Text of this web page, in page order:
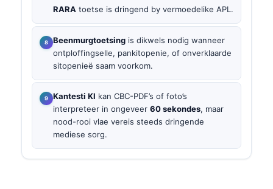
RARA toetse is dringend by vermoedelike APL.
Beenmurgtoetsing is dikwels nodig wanneer
ontploffingselle, pankitopenie, of onverklaarde
sitopenieë saam voorkom.
Kantesti KI kan CBC-PDF’s of foto’s
interpreteer in ongeveer 60 sekondes, maar
nood-rooi vlae vereis steeds dringende
mediese sorg.